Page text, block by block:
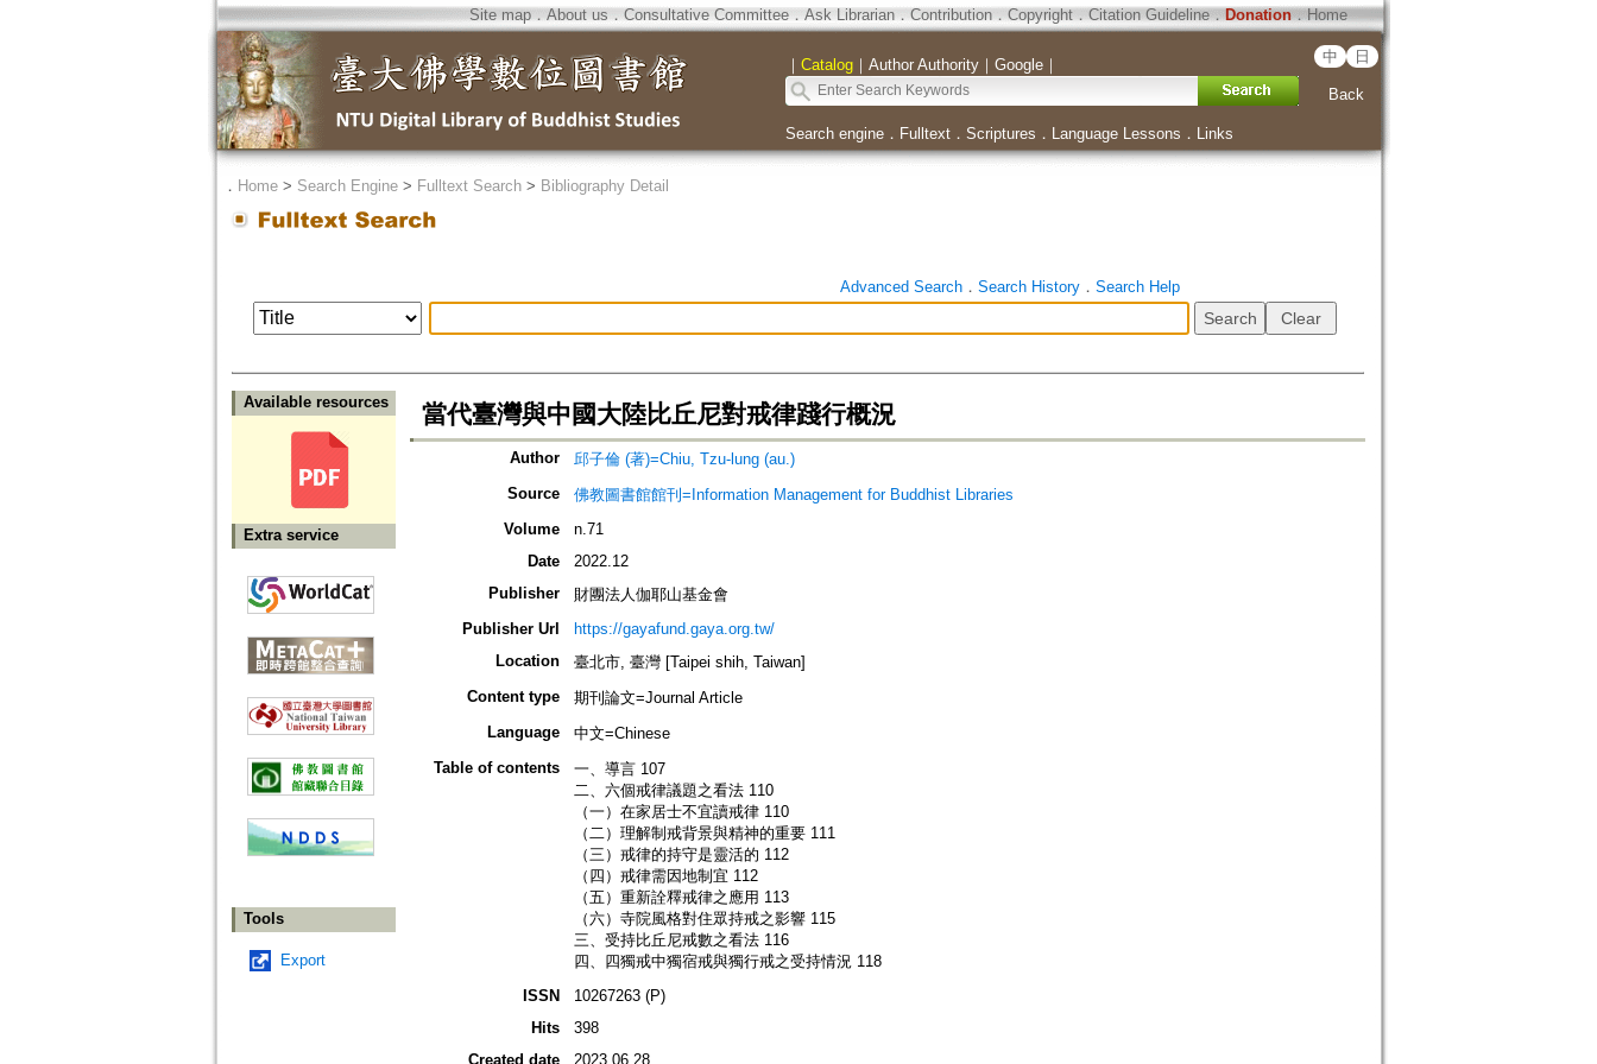
Site map．About us ． Consultative Committee． Ask Librarian． Contribution．Copyright．Citation Guideline． Donation．Home
｜ Catalog｜ Author Authority｜ Google｜ 中 日
Back
Search engine． Fulltext． Scriptures ． Language Lessons ． Links
． Home> Search Engine> Fulltext Search> Bibliography Detail
Advanced Search． Search History． Search Help
Available resources
Extra service
Tools
Export
當代臺灣與中國大陸比丘尼對戒律踐行概況
Author
邱子倫 (著)=Chiu, Tzu-lung (au.)
Source
佛教圖書館館刊=Information Management for Buddhist Libraries
Volume
n.71
Date
2022.12
Publisher
財團法人伽耶山基金會
Publisher Url
https://gayafund.gaya.org.tw/
Location
臺北市, 臺灣 [Taipei shih, Taiwan]
Content type
期刊論文=Journal Article
Language
中文=Chinese
Table of contents
一、導言 107
二、六個戒律議題之看法 110
（一）在家居士不宜讀戒律 110
（二）理解制戒背景與精神的重要 111
（三）戒律的持守是靈活的 112
（四）戒律需因地制宜 112
（五）重新詮釋戒律之應用 113
（六）寺院風格對住眾持戒之影響 115
三、受持比丘尼戒數之看法 116
四、四獨戒中獨宿戒與獨行戒之受持情況 118
ISSN
10267263 (P)
Hits
398
Created date
2023.06.28